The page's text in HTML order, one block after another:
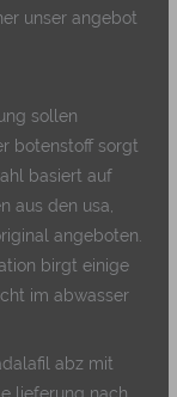
unser angebot
sollen
botenstoff sorgt
basiert auf
aus den usa,
angeboten.
birgt einige
im abwasser
abz mit
lieferung nach